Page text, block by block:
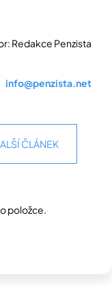
Redakce Penzista
info@penzista.net
ČLÁNEK
položce.